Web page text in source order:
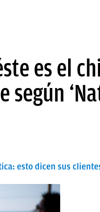
es el
según
esto dicen sus